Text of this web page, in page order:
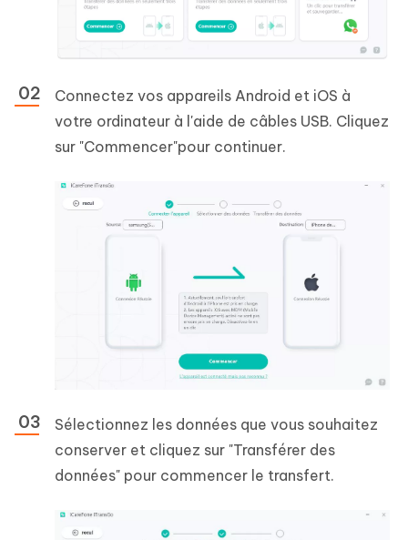
Connectez vos appareils Android et iOS à
votre ordinateur à l'aide de câbles USB. Cliquez
sur "Commencer"pour continuer.
Sélectionnez les données que vous souhaitez
conserver et cliquez sur "Transférer des
données" pour commencer le transfert.